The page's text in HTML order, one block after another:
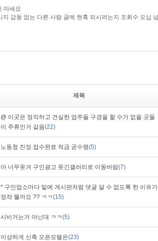
제목
@ 이곳은 정직하고 건실한 업주들 구경을 할 수가 없을 곳들
이 주류인거 같음(22)
노동청 진정 접수완료 적금 곧수령(5)
아 너무웃겨 구인광고 웃긴갤러리로 이동바람(7)
* 구인업소마다 밑에 게시판처럼 댓글 달 수 없도록 한 이유가
정작 뭘까요 ?? ㅋㅋ(15)
시비거는거 아닌대 ㅋㅋ(5)
이상하게 신축 오픈모텔은(23)